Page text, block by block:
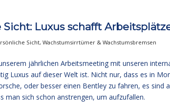
Luxus schafft
Sicht, Wachstumsirrtümer & Wachstumsbremsen
jährlichen Arbeitsmeeting mit unseren
Luxus auf dieser Welt ist. Nicht nur, dass es in
oder besser einen Bentley zu fahren, es sind
man sich schon anstrengen, um aufzufallen.